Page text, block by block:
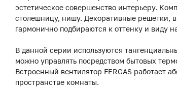
эстетическое совершенство интерьеру.
столешницу, нишу. Декоративные решетки,
гармонично подбираются к оттенку и виду
В данной серии используются
можно управлять посредством бытовых
Встроенный вентилятор FERGAS работает
пространстве комнаты.